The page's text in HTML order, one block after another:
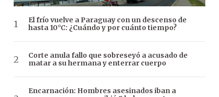
El frío vuelve a Paraguay con un descenso de
hasta 10°C: ¿Cuándo y por cuánto tiempo?
Corte anula fallo que sobreseyó a acusado de
matar a su hermana y enterrar cuerpo
Encarnación: Hombres asesinados iban a